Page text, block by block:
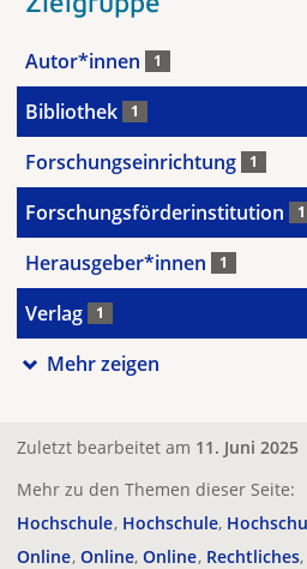
Autor*innen 1
Bibliothek 1
Forschungseinrichtung 1
Forschungsförderinstitution 1
Herausgeber*innen 1
Verlag 1
Mehr zeigen
Zuletzt bearbeitet am 11. Juni 2025
Mehr zu den Themen dieser Seite:
Hochschule Hochschule
Online Online Online Rechtliches